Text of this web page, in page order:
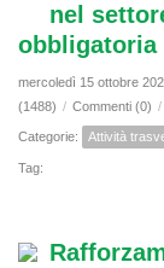
nel
obbligatoria
mercoledì 15 ottobre
(1488) / Commenti (0) /
Categorie: Attività
Tag: